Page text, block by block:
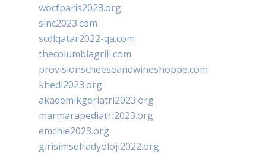
wocfparis2023.org
sinc2023.com
scdlqatar2022-qa.com
thecolumbiagrill.com
provisionscheeseandwineshoppe.com
khedi2023.org
akademikgeriatri2023.org
marmarapediatri2023.org
emchie2023.org
girisimselradyoloji2022.org